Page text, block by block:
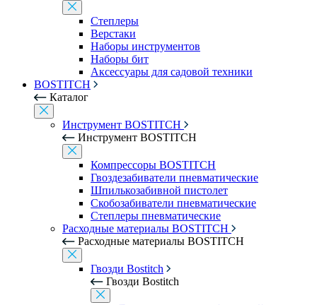
Степлеры
Верстаки
Наборы инструментов
Наборы бит
Аксессуары для садовой техники
BOSTITCH
Каталог
Инструмент BOSTITCH
Инструмент BOSTITCH
Компрессоры BOSTITCH
Гвоздезабиватели пневматические
Шпилькозабивной пистолет
Скобозабиватели пневматические
Степлеры пневматические
Расходные материалы BOSTITCH
Расходные материалы BOSTITCH
Гвозди Bostitch
Гвозди Bostitch